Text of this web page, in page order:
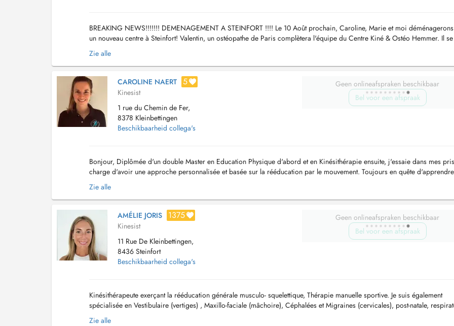
BREAKING NEWS!!!!!!! DEMENAGEMENT A STEINFORT !!!! Le 10 Août prochain, Caroline, Marie et moi
un nouveau centre à Steinfort! Valentin, un ostéopathe de Paris complètera l'équipe du Centre Kiné & Ostéo Hemmer. Il
au 5-7, route d'Arlon à L-8410 Steinfort, juste en face ...
Zie alle
CAROLINE NAERT 5
Kinesist
1 rue du Chemin de Fer,
8378 Kleinbettingen
Beschikbaarheid collega's
Geen onlineafspraken beschikbaar
Bel voor een afspraak
Bonjour, Diplômée d'un double Master en Education Physique d'abord et en Kinésithérapie ensuite, j'essaie dans mes
charge d'avoir une approche personnalisée et basée sur la rééducation par le mouvement. Toujours en quête
m'améliorer, je continue à me former pour propose...
Zie alle
AMÉLIE JORIS 1375
Kinesist
11 Rue De Kleinbettingen,
8436 Steinfort
Beschikbaarheid collega's
Geen onlineafspraken beschikbaar
Bel voor een afspraak
Kinésithérapeute exerçant la rééducation générale musculo- squelettique, Thérapie manuelle sportive. Je suis également
spécialisée en Vestibulaire (vertiges) , Maxillo-faciale (mâchoire), Céphalées et Migraines (cervicales), post-natale,
lymphatique. Kinésithérapeute agrée depuis 2...
Zie alle